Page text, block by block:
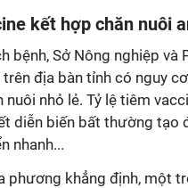
kết hợp chăn nuôi
bệnh, Sở Nông nghiệp
trên địa bàn tỉnh có nguy
nuôi nhỏ lẻ. Tỷ lệ tiêm
diễn biến bất thường tạo
nhanh...
phương khẳng định, một